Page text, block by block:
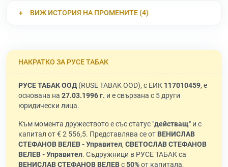
ВИЖ ИСТОРИЯ НА ПРОМЕНИТЕ (4)
НАКРАТКО ЗА РУСЕ ТАБАК
РУСЕ ТАБАК ООД(RUSE TABAK OOD), с ЕИК 117010459, е
основана на 27.03.1996 г. и е свързана с 5 други
юридически лица.
Към момента дружеството е със статус "действащ" и с
капитал от € 2 556,5. Представлява се от ВЕНИСЛАВ
СТЕФАНОВ ВЕЛЕВ - Управител, СВЕТОСЛАВ СТЕФАНОВ
ВЕЛЕВ - Управител. Съдружници в РУСЕ ТАБАК са
ВЕНИСЛАВ СТЕФАНОВ ВЕЛЕВс50%от капитала,